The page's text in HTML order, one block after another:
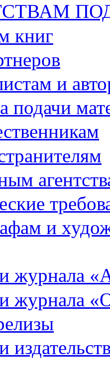
книг
и
подачи
и
журнала
журнала